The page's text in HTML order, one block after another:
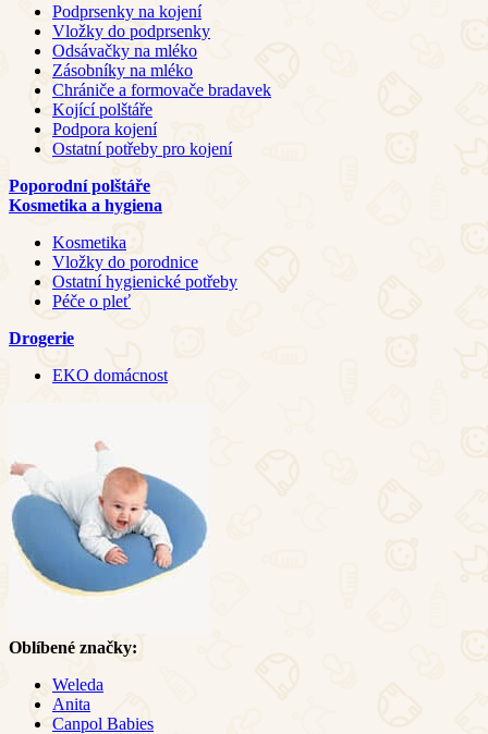
Podprsenky na kojení
Vložky do podprsenky
Odsávačky na mléko
Zásobníky na mléko
Chrániče a formovače bradavek
Kojící polštáře
Podpora kojení
Ostatní potřeby pro kojení
Poporodní polštáře
Kosmetika a hygiena
Kosmetika
Vložky do porodnice
Ostatní hygienické potřeby
Péče o pleť
Drogerie
EKO domácnost
Oblíbené značky:
Weleda
Anita
Canpol Babies